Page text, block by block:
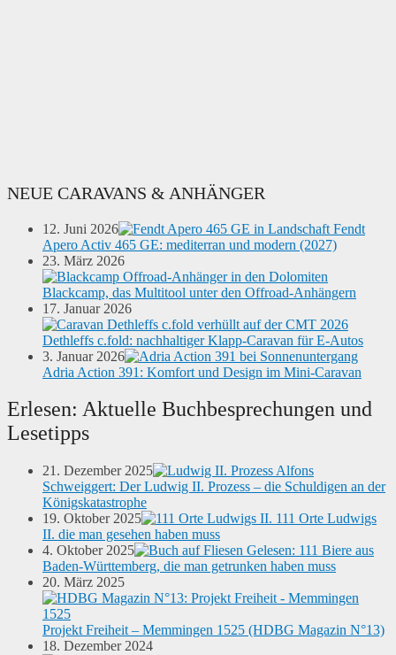
NEUE CARAVANS & ANHÄNGER
12. Juni 2026
Fendt
Apero Activ 465 GE: mediterran und modern (2027)
23. März 2026
Blackcamp, das Multitool unter den Offroad-Anhängern
17. Januar 2026
Dethleffs c.fold: nachhaltiger Klapp-Caravan für E-Autos
3. Januar 2026
Adria Action 391: Komfort und Design im Mini-Caravan
Erlesen: Aktuelle Buchbesprechungen und
Lesetipps
21. Dezember 2025
Alfons
Schweiggert: Der Ludwig II. Prozess – die Schuldigen an der
Königskatastrophe
19. Oktober 2025
111 Orte Ludwigs
II. die man gesehen haben muss
4. Oktober 2025
Gelesen: 111 Biere aus
Baden-Württemberg, die man getrunken haben muss
20. März 2025
Projekt Freiheit – Memmingen 1525 (HDBG Magazin N°13)
18. Dezember 2024